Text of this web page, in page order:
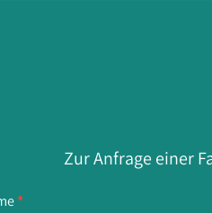
Zur Anfrage einer
*